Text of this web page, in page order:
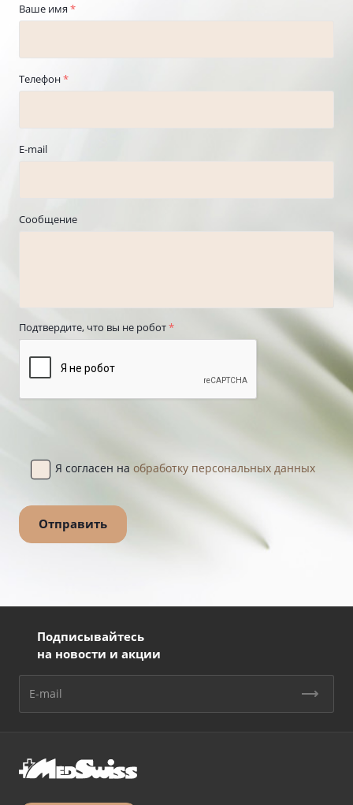
Ваше имя *
Телефон*
E-mail
Сообщение
Подтвердите, что вы не робот*
Я согласен на обработку персональных данных
Подписывайтесь
на новости и акции